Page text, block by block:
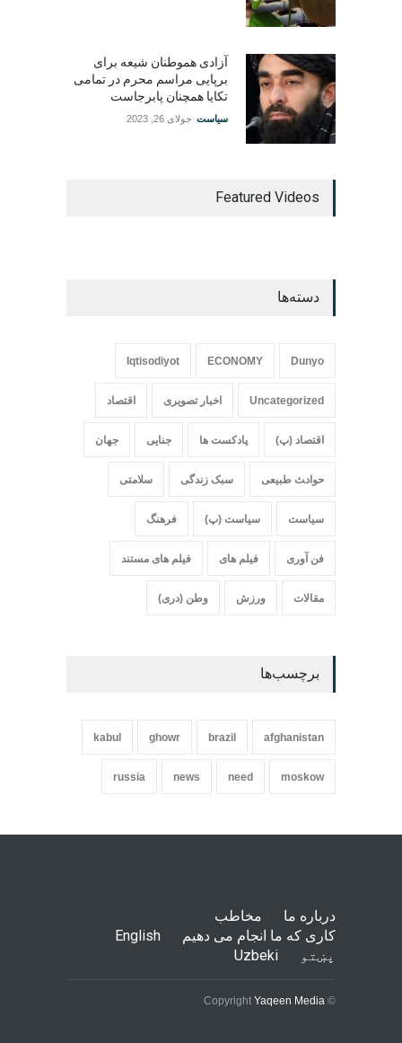
آزادی هموطنان شیعه برای
برپایی مراسم محرم در تمامی
تکایا همچنان پابرجاست
سیاست جولای 26, 2023
Featured Videos
دسته‌ها
Dunyo
ECONOMY
Iqtisodiyot
Uncategorized اخبار تصویری اقتصاد
اقتصاد (پ) پادکست ها جنایی جهان
حواد‍‍‍ث طبیعی سبک زندگی سلامتی
سیاست سیاست (پ) فرهنگ
فن آوری فیلم های فیلم های مستند
مقالات ورزش وطن (دری)
برچسب‌ها
afghanistan
brazil
ghowr
kabul
moskow
need
news
russia
درباره ما
مخاطب
کاری که ما انجام می دهیم
English
پښتو
Uzbeki
© Copyright
Yaqeen Media